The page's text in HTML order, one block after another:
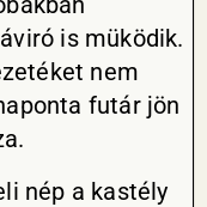
is müködik.
nem
futár jön
nép a kastély